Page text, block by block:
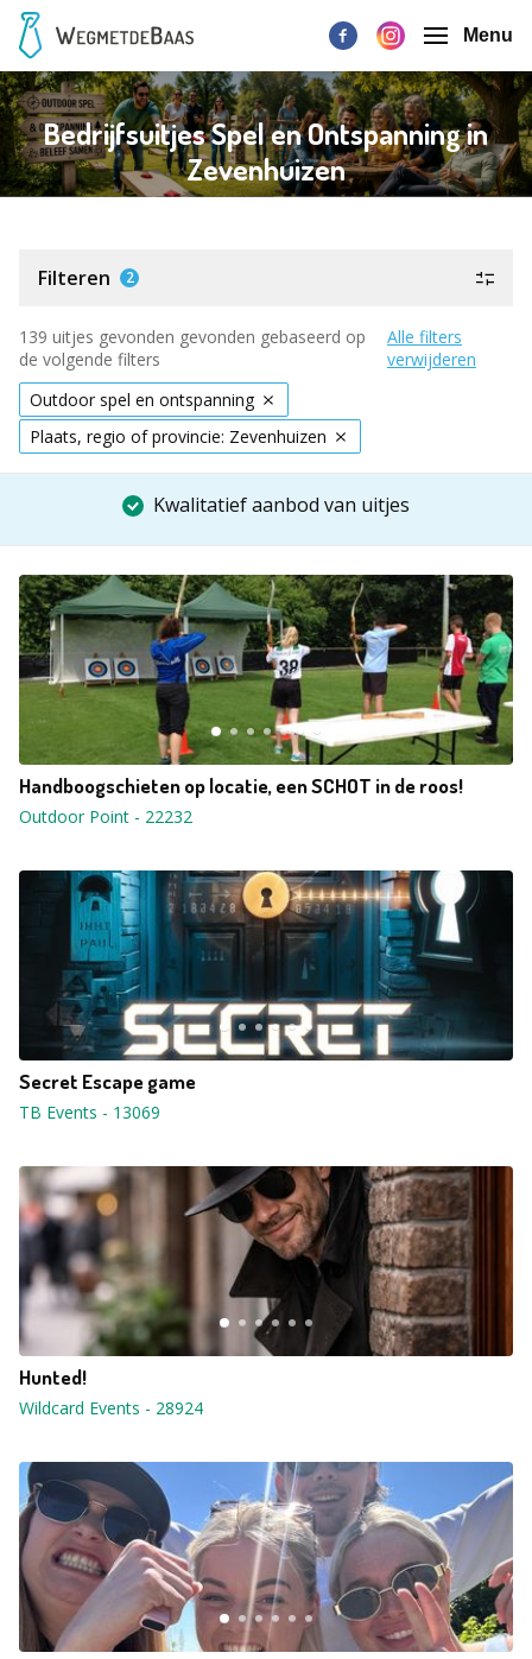
Menu
Bedrijfsuitjes Spel en Ontspanning in
Zevenhuizen
Filteren 2
139 uitjes gevonden gevonden gebaseerd op
de volgende filters
Alle filters
verwijderen
Outdoor spel en ontspanning
Plaats, regio of provincie: Zevenhuizen
Kwalitatief aanbod van uitjes
Handboogschieten op locatie, een SCHOT in de roos!
Outdoor Point - 22232
Secret Escape game
TB Events - 13069
Hunted!
Wildcard Events - 28924